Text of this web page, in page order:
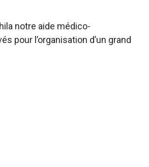
notre aide médico-
pour l’organisation d’un grand